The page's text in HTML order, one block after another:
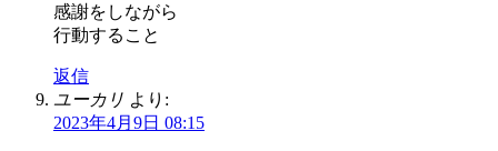
感謝をしながら
行動すること
返信
ユーカリ より:
2023年4月9日 08:15